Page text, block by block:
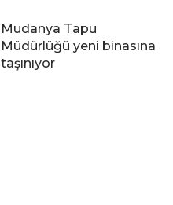
Mudanya Tapu
Müdürlüğü yeni binasına
taşınıyor